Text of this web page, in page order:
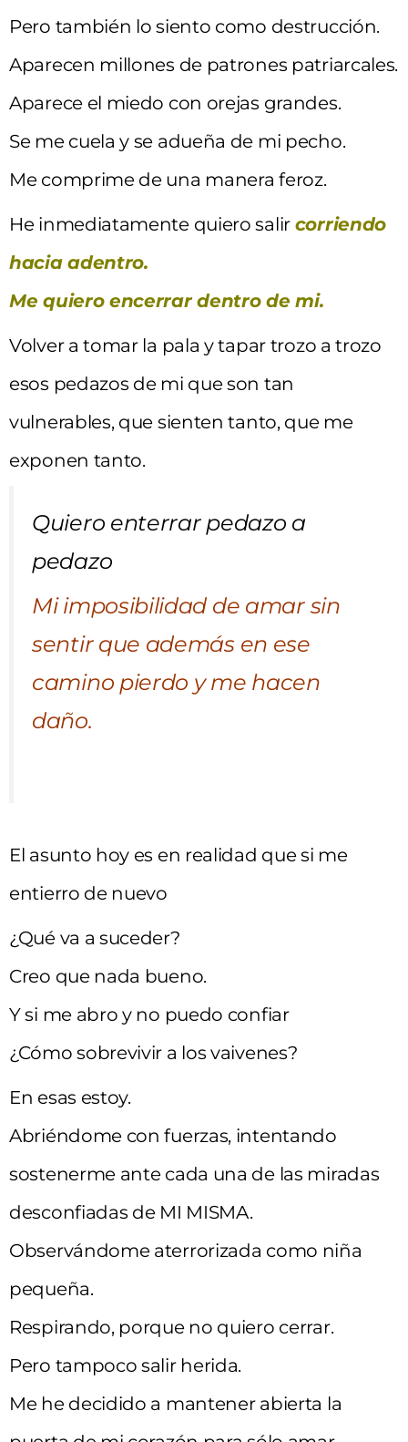
Pero también lo siento como destrucción.
Aparecen millones de patrones patriarcales.
Aparece el miedo con orejas grandes.
Se me cuela y se adueña de mi pecho.
Me comprime de una manera feroz.
He inmediatamente quiero salir corriendo
hacia adentro.
Me quiero encerrar dentro de mi.
Volver a tomar la pala y tapar trozo a trozo
esos pedazos de mi que son tan
vulnerables, que sienten tanto, que me
exponen tanto.
Quiero enterrar pedazo a
pedazo
Mi imposibilidad de amar sin
sentir que además en ese
camino pierdo y me hacen
daño.
El asunto hoy es en realidad que si me
entierro de nuevo
¿Qué va a suceder?
Creo que nada bueno.
Y si me abro y no puedo confiar
¿Cómo sobrevivir a los vaivenes?
En esas estoy.
Abriéndome con fuerzas, intentando
sostenerme ante cada una de las miradas
desconfiadas de MI MISMA.
Observándome aterrorizada como niña
pequeña.
Respirando, porque no quiero cerrar.
Pero tampoco salir herida.
Me he decidido a mantener abierta la